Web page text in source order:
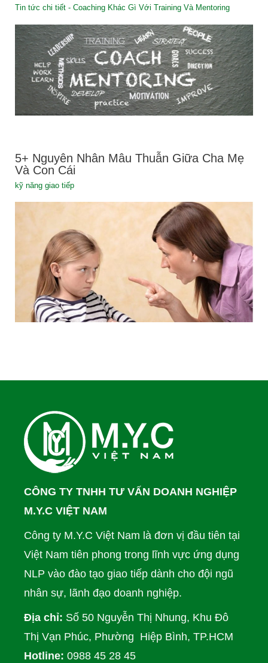
Tin tức chi tiết - Coaching Khác Gì Với Training Và Mentoring
5+ Nguyên Nhân Mâu Thuẫn Giữa Cha Mẹ
Và Con Cái
kỹ năng giao tiếp
CÔNG TY TNHH TƯ VẤN DOANH NGHIỆP
M.Y.C VIỆT NAM
Công ty M.Y.C Việt Nam là đơn vị đầu tiên tại
Việt Nam tiên phong trong lĩnh vực ứng dụng
NLP vào đào tạo giao tiếp dành cho đội ngũ
nhân sự, lãnh đạo doanh nghiệp.
Địa chỉ: Số 50 Nguyễn Thị Nhung, Khu Đô
Thị Vạn Phúc, Phường Hiệp Bình, TP.HCM
Hotline: 0988 45 28 45